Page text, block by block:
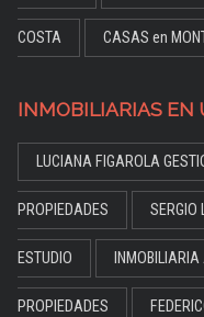
COSTA CASAS en
INMOBILIARIAS EN
LUCIANA FIGAROLA
PROPIEDADES SERGIO
ESTUDIO
PROPIEDADES